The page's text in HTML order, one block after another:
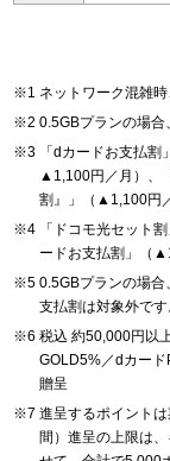
ネットワーク混雑
0.5GBプランの場合
「dカードお支払
▲1,100円／月）、
割』」（▲1,100円
「ドコモ光セット
ードお支払割」（
0.5GBプランの場
支払割は対象外です
税込 約50,000円以
GOLD5%／dカー
贈呈
進呈するポイント
間）進呈の上限は